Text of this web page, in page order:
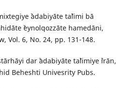
ˀadabiyāte taˀlimi bā
ˀeynolqozzāte hamedāni,
Vol. 6, No. 24, pp. 131-148.
dar ˀadabiyāte taˀlimiye ˀirān,
Beheshti Univesrity Pubs.